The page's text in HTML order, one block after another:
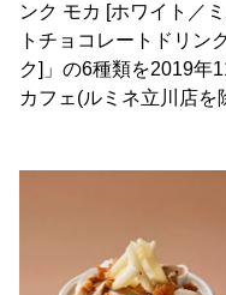
ンク モカ [ホワイト／
トチョコレートドリン
ク]」の6種類を2019年
カフェ(ルミネ立川店を